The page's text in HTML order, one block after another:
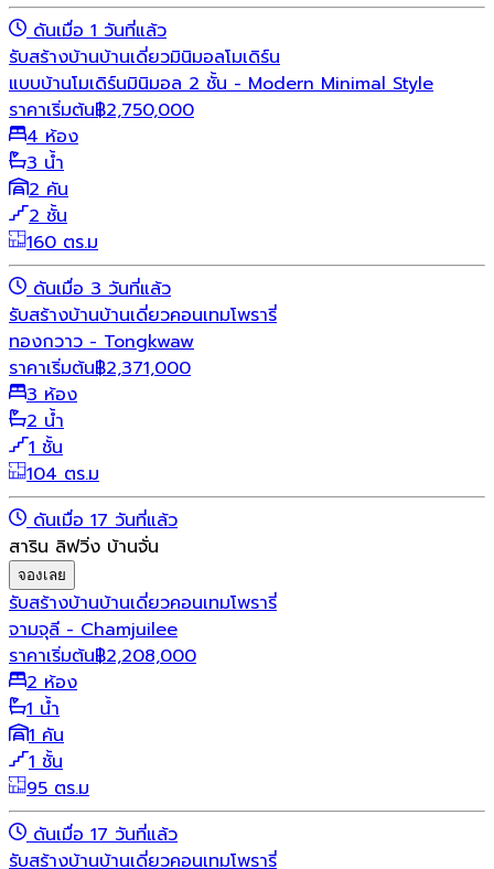
ดันเมื่อ 1 วันที่แล้ว
รับสร้างบ้านบ้านเดี่ยวมินิมอลโมเดิร์น
แบบบ้านโมเดิร์นมินิมอล 2 ชั้น - Modern Minimal Style
ราคาเริ่มต้น฿2,750,000
4 ห้อง
3 น้ำ
2 คัน
2 ชั้น
160 ตร.ม
ดันเมื่อ 3 วันที่แล้ว
รับสร้างบ้านบ้านเดี่ยวคอนเทมโพรารี่
ทองกวาว - Tongkwaw
ราคาเริ่มต้น฿2,371,000
3 ห้อง
2 น้ำ
1 ชั้น
104 ตร.ม
ดันเมื่อ 17 วันที่แล้ว
สาริน ลิฟวิ่ง บ้านจั่น
จองเลย
รับสร้างบ้านบ้านเดี่ยวคอนเทมโพรารี่
จามจุลี - Chamjuilee
ราคาเริ่มต้น฿2,208,000
2 ห้อง
1 น้ำ
1 คัน
1 ชั้น
95 ตร.ม
ดันเมื่อ 17 วันที่แล้ว
รับสร้างบ้านบ้านเดี่ยวคอนเทมโพรารี่